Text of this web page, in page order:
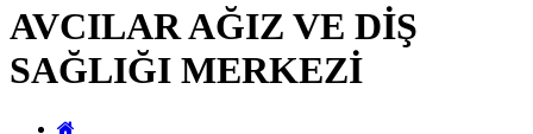
AVCILAR AĞIZ VE DİŞ
SAĞLIĞI MERKEZİ